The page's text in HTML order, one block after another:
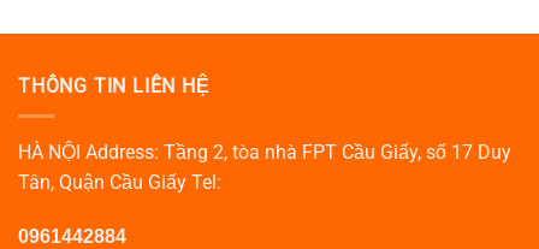
THÔNG TIN LIÊN HỆ
HÀ NỘI Address: Tầng 2, tòa nhà FPT Cầu Giấy, số 17 Duy
Tân, Quận Cầu Giấy Tel:
0961442884